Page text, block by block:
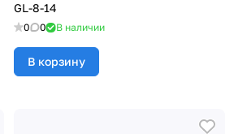
GL-8-14
0 0 В наличии
В корзину